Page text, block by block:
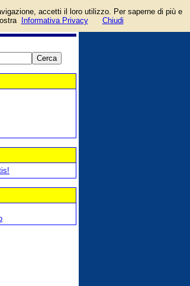
login/registrati
guida
accetti il loro utilizzo. Per saperne di più e
Informativa Privacy Chiudi